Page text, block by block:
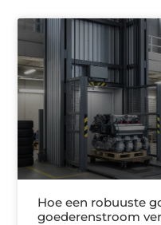
Hoe een robuuste
goederenstroom